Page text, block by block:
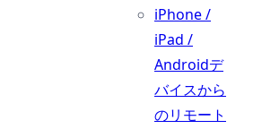
iPhone /
iPad /
Androidデ
バイスから
のリモート